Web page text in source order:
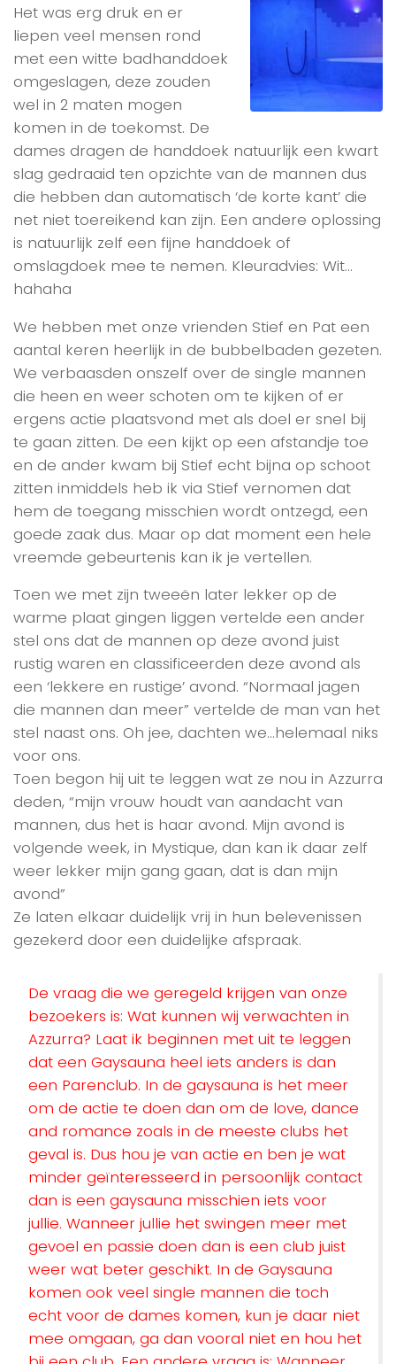
Het was erg druk en er
liepen veel mensen rond
met een witte badhanddoek
omgeslagen, deze zouden
wel in 2 maten mogen
komen in de toekomst. De
dames dragen de handdoek natuurlijk een kwart
slag gedraaid ten opzichte van de mannen dus
die hebben dan automatisch ‘de korte kant’ die
net niet toereikend kan zijn. Een andere oplossing
is natuurlijk zelf een fijne handdoek of
omslagdoek mee te nemen. Kleuradvies: Wit…
hahaha
We hebben met onze vrienden Stief en Pat een
aantal keren heerlijk in de bubbelbaden gezeten.
We verbaasden onszelf over de single mannen
die heen en weer schoten om te kijken of er
ergens actie plaatsvond met als doel er snel bij
te gaan zitten. De een kijkt op een afstandje toe
en de ander kwam bij Stief echt bijna op schoot
zitten inmiddels heb ik via Stief vernomen dat
hem de toegang misschien wordt ontzegd, een
goede zaak dus. Maar op dat moment een hele
vreemde gebeurtenis kan ik je vertellen.
Toen we met zijn tweeën later lekker op de
warme plaat gingen liggen vertelde een ander
stel ons dat de mannen op deze avond juist
rustig waren en classificeerden deze avond als
een ‘lekkere en rustige’ avond. “Normaal jagen
die mannen dan meer” vertelde de man van het
stel naast ons. Oh jee, dachten we…helemaal niks
voor ons.
Toen begon hij uit te leggen wat ze nou in Azzurra
deden, “mijn vrouw houdt van aandacht van
mannen, dus het is haar avond. Mijn avond is
volgende week, in Mystique, dan kan ik daar zelf
weer lekker mijn gang gaan, dat is dan mijn
avond”
Ze laten elkaar duidelijk vrij in hun belevenissen
gezekerd door een duidelijke afspraak.
De vraag die we geregeld krijgen van onze
bezoekers is: Wat kunnen wij verwachten in
Azzurra? Laat ik beginnen met uit te leggen
dat een Gaysauna heel iets anders is dan
een Parenclub. In de gaysauna is het meer
om de actie te doen dan om de love, dance
and romance zoals in de meeste clubs het
geval is. Dus hou je van actie en ben je wat
minder geïnteresseerd in persoonlijk contact
dan is een gaysauna misschien iets voor
jullie. Wanneer jullie het swingen meer met
gevoel en passie doen dan is een club juist
weer wat beter geschikt. In de Gaysauna
komen ook veel single mannen die toch
echt voor de dames komen, kun je daar niet
mee omgaan, ga dan vooral niet en hou het